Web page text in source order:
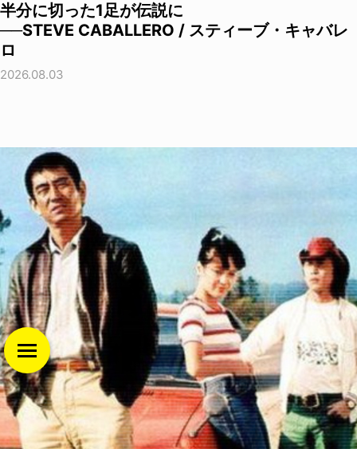
半分に切った1足が伝説に
──STEVE CABALLERO / スティーブ・キャバレ
ロ
2026.08.03